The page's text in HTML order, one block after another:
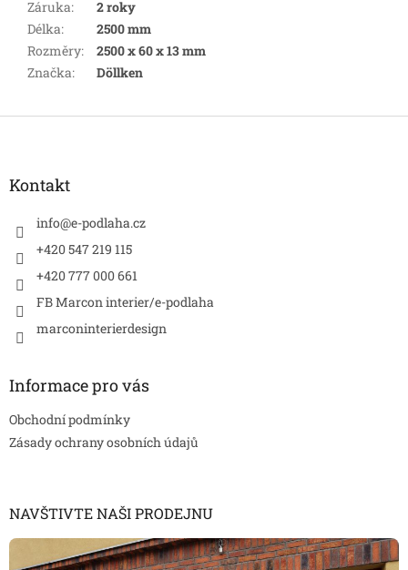
Záruka:
2 roky
Délka:
2500 mm
Rozměry:
2500 x 60 x 13 mm
Značka: Döllken
Z
Kontakt
info@e-podlaha.cz
+420 547 219 115
+420 777 000 661
FB Marcon interier/e-podlaha
marconinterierdesign
Informace pro vás
Obchodní podmínky
Zásady ochrany osobních údajů
NAVŠTIVTE NAŠI PRODEJNU